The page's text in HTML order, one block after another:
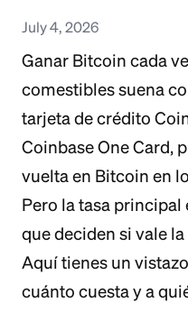
July 4, 2026
Ganar Bitcoin cada
comestibles suena
tarjeta de crédito
Coinbase One Card,
vuelta en Bitcoin en
Pero la tasa
que deciden si vale
Aquí tienes un
cuánto cuesta y a